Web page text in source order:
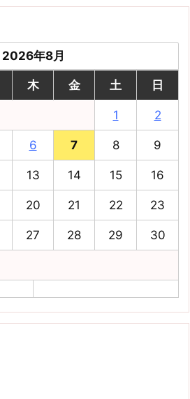
2026年8月
木 金 土 日
1 2
6 7 8 9
13 14 15 16
20 21 22 23
27 28 29 30